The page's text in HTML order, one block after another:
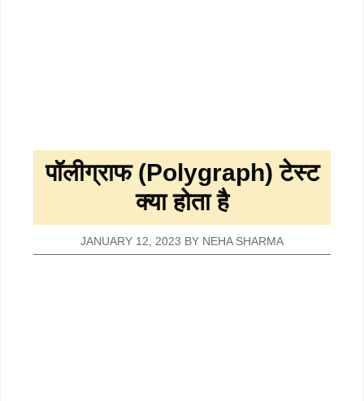
पॉलीग्राफ (Polygraph) टेस्ट
क्या होता है
JANUARY 12, 2023 BY NEHA SHARMA